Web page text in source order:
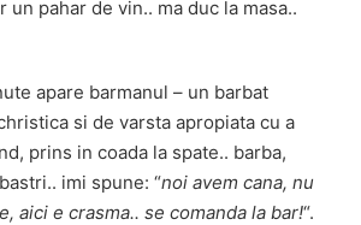
un pahar de vin.. ma duc la masa..
apare barmanul – un barbat
si de varsta apropiata cu a
prins in coada la spate.. barba,
imi spune: “noi avem cana, nu
aici e crasma.. se comanda la bar!“.